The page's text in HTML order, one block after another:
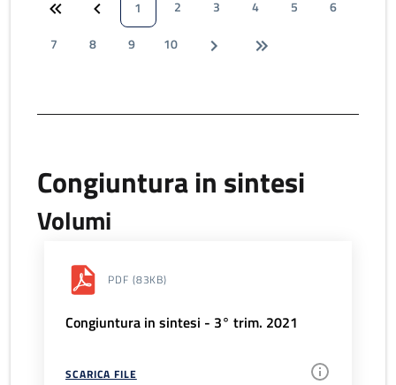
1 2 3 4 5
6
7
8 9 10
Congiuntura in sintesi
Volumi
PDF (83KB)
Congiuntura in sintesi - 3° trim. 2021
SCARICA FILE